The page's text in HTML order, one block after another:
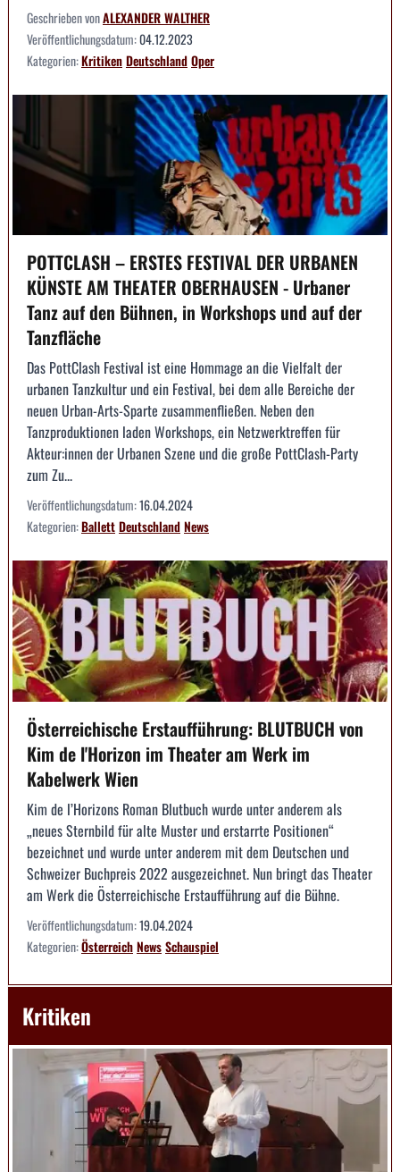
Geschrieben vonALEXANDER WALTHER
Veröffentlichungsdatum:04.12.2023
Kategorien:KritikenDeutschlandOper
POTTCLASH – ERSTES FESTIVAL DER URBANEN
KÜNSTE AM THEATER OBERHAUSEN - Urbaner
Tanz auf den Bühnen, in Workshops und auf der
Tanzfläche
Das PottClash Festival ist eine Hommage an die Vielfalt der
urbanen Tanzkultur und ein Festival, bei dem alle Bereiche der
neuen Urban-Arts-Sparte zusammenfließen. Neben den
Tanzproduktionen laden Workshops, ein Netzwerktreffen für
Akteur:innen der Urbanen Szene und die große PottClash-Party
zum Zu...
Veröffentlichungsdatum:16.04.2024
Kategorien:BallettDeutschlandNews
Österreichische Erstaufführung: BLUTBUCH von
Kim de l'Horizon im Theater am Werk im
Kabelwerk Wien
Kim de l’Horizons Roman Blutbuch wurde unter anderem als
„neues Sternbild für alte Muster und erstarrte Positionen“
bezeichnet und wurde unter anderem mit dem Deutschen und
Schweizer Buchpreis 2022 ausgezeichnet. Nun bringt das Theater
am Werk die Österreichische Erstaufführung auf die Bühne.
Veröffentlichungsdatum:19.04.2024
Kategorien:ÖsterreichNewsSchauspiel
Kritiken